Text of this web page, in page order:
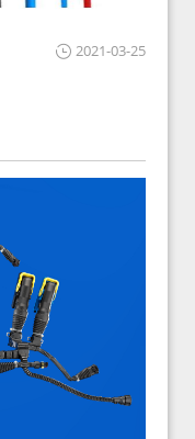
2021-03-25